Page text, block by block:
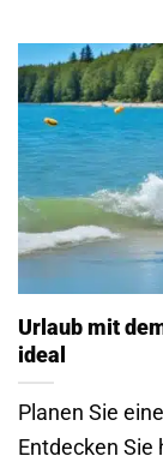
Urlaub mit
ideal
Planen Sie
Entdecken Sie